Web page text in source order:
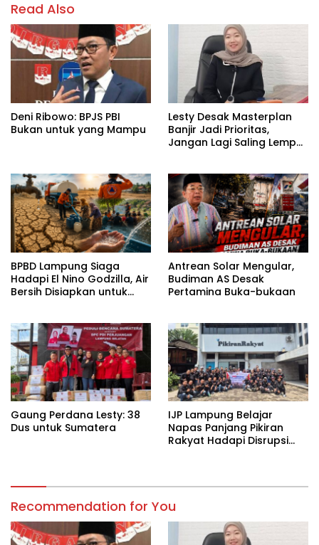
Read Also
Deni Ribowo: BPJS PBI
Bukan untuk yang Mampu
Lesty Desak Masterplan
Banjir Jadi Prioritas,
Jangan Lagi Saling Lempar
BPBD Lampung Siaga
Hadapi El Nino Godzilla, Air
Bersih Disiapkan untuk
Antrean Solar Mengular,
Budiman AS Desak
Pertamina Buka-bukaan
Gaung Perdana Lesty: 38
Dus untuk Sumatera
IJP Lampung Belajar
Napas Panjang Pikiran
Rakyat Hadapi Disrupsi
Recommendation for You